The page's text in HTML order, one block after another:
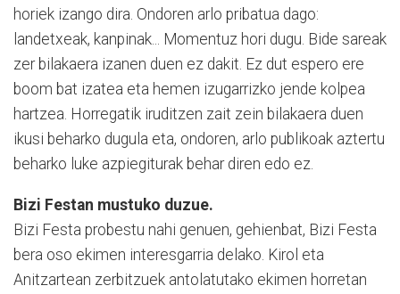
horiek izango dira. Ondoren arlo pribatua dago:
landetxeak, kanpinak... Momentuz hori dugu. Bide sareak
zer bilakaera izanen duen ez dakit. Ez dut espero ere
boom bat izatea eta hemen izugarrizko jende kolpea
hartzea. Horregatik iruditzen zait zein bilakaera duen
ikusi beharko dugula eta, ondoren, arlo publikoak aztertu
beharko luke azpiegiturak behar diren edo ez.
Bizi Festan mustuko duzue.
Bizi Festa probestu nahi genuen, gehienbat, Bizi Festa
bera oso ekimen interesgarria delako. Kirol eta
Anitzartean zerbitzuek antolatutako ekimen horretan